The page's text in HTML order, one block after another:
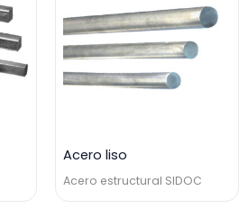
Acero liso
Acero estructural SIDOC